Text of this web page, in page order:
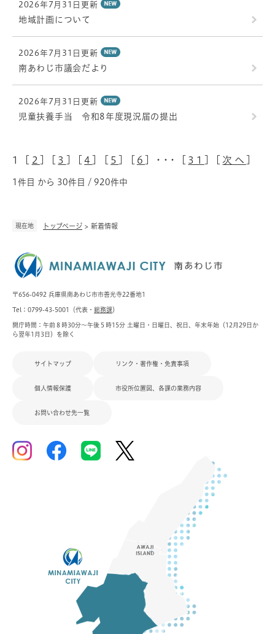
現在地 トップページ > 新着情報
2026年7月31日更新
地域計画について
2026年7月31日更新
南あわじ市議会だより
2026年7月31日更新
児童扶養手当 令和8年度現況届の提出
1 [ 2 3 ] [4 5 6 ] ･･･ [ 31 次へ
1件目 から 30件目 / 920件中
〒656-0492 兵庫県南あわじ市市善光寺22番地1
Tel：0799-43-5001（代表・ 総務課）
開庁時間：午前８時30分～午後５時15分 土曜日・日曜日、祝日、年末年始（12月29日か
ら翌年1月3日）を除く
サイトマップ リンク・著作権・免責事項
個人情報保護 市役所位置図、各課の業務内容
お問い合わせ先一覧